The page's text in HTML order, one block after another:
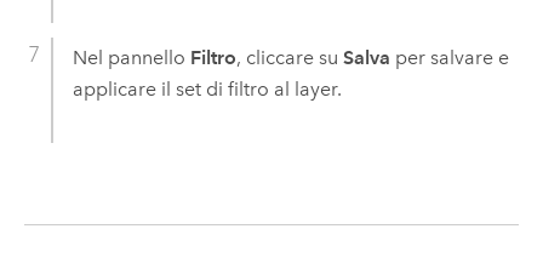
Nel pannello Filtro, cliccare su Salva per salvare e
applicare il set di filtro al layer.